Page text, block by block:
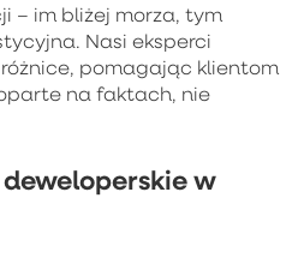
– im bliżej morza, tym
Nasi eksperci
pomagając klientom
na faktach, nie
w